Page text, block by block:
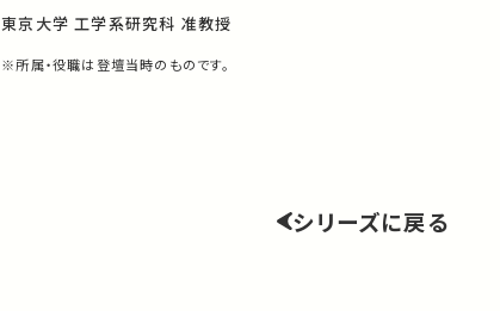
東京大学 工学系研究科 准教授
※所属・役職は登壇当時のものです。
シリーズに戻る